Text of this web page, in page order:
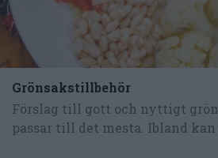
Grönsakstillbehör
Förslag till gott och nyttigt
passar till det mesta. Ibland kan